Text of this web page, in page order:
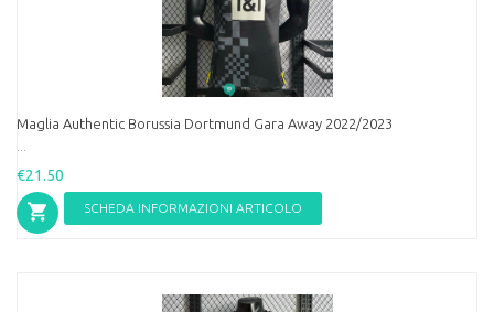
Maglia Authentic Borussia Dortmund Gara Away 2022/2023
€21.50
SCHEDA INFORMAZIONI ARTICOLO